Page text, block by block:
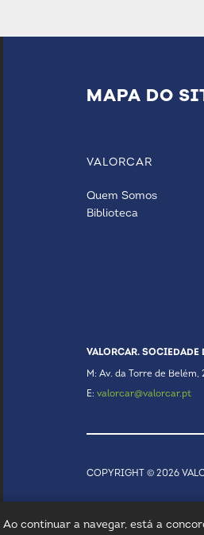
MAPA DO
VALORCAR
Quem Somos
Biblioteca
VALORCAR. SOCIEDADE
M: Av. da Torre de
E: valorcar@valorcar.pt
COPYRIGHT © 2026
continuar a navegar, está a